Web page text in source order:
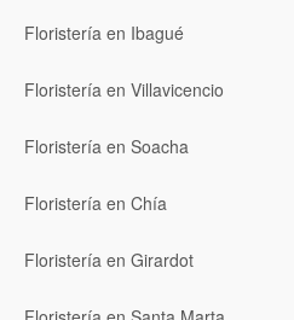
Floristería en Ibagué
Floristería en Villavicencio
Floristería en Soacha
Floristería en Chía
Floristería en Girardot